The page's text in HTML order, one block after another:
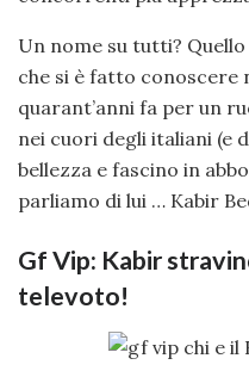
Un nome su tutti?
che si è fatto conoscere
quarant’anni fa per un
nei cuori degli italiani (e
bellezza e fascino in
parliamo di lui … Kabir
Gf Vip: Kabir
televoto!